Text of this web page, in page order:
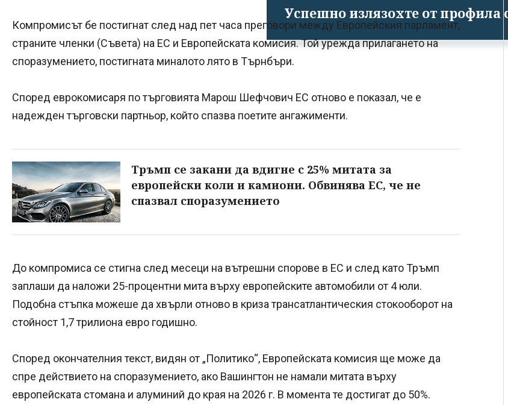
Успешно излязохте от профила
Компромисът бе постигнат след над пет часа преговори между Европейския парламент,
страните членки (Съвета) на ЕС и Европейската комисия. Той урежда прилагането на
споразумението, постигната миналото лято в Търнбъри.
Според еврокомисаря по търговията Марош Шефчович ЕС отново е показал, че е
надежден търговски партньор, който спазва поетите ангажименти.
Тръмп се закани да вдигне с 25% митата за
европейски коли и камиони. Обвинява ЕС, че не
спазвал споразумението
До компромиса се стигна след месеци на вътрешни спорове в ЕС и след като Тръмп
заплаши да наложи 25-процентни мита върху европейските автомобили от 4 юли.
Подобна стъпка можеше да хвърли отново в криза трансатлантическия стокооборот на
стойност 1,7 трилиона евро годишно.
Според окончателния текст, видян от „Политико“, Европейската комисия ще може да
спре действието на споразумението, ако Вашингтон не намали митата върху
европейската стомана и алуминий до края на 2026 г. В момента те достигат до 50%.